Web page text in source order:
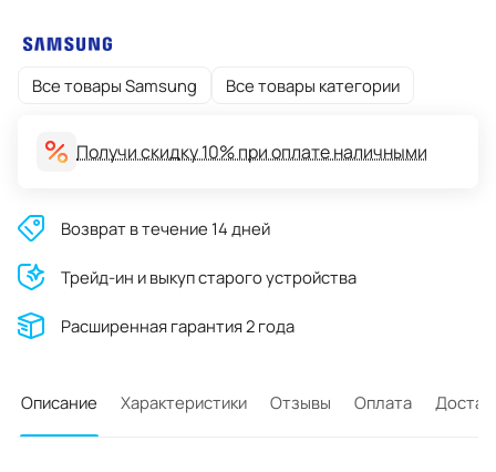
Все товары Samsung Все товары категории
Получи скидку 10% при оплате наличными
Возврат в течение 14 дней
Трейд-ин и выкуп старого устройства
Расширенная гарантия 2 года
Описание Характеристики Отзывы Оплата